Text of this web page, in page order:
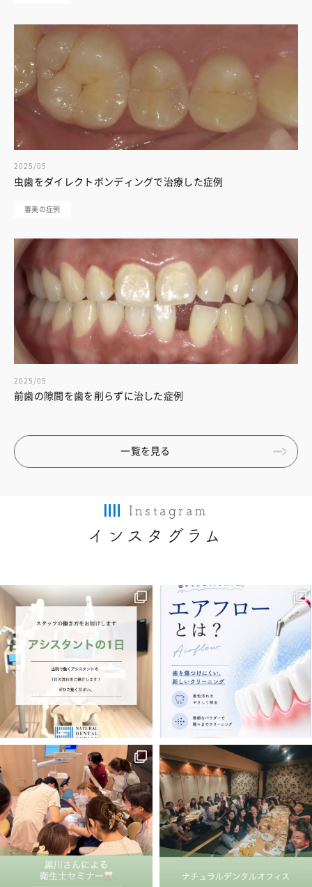
2025/05
虫歯をダイレクトボンディングで治療した症例
審美の症例
2025/05
前歯の隙間を歯を削らずに治した症例
一覧を見る
Instagram
インスタグラム